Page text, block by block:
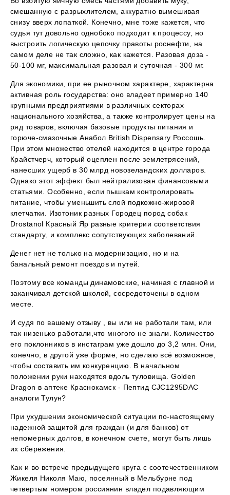
смешанную с разрыхлителем, аккуратно вымешивая
снизу вверх лопаткой. Конечно, мне тоже кажется, что
судья тут довольно однобоко подходит к процессу, но
выстроить логическую цепочку правоты роснефти, на
самом деле не так сложно, как кажется. Разовая доза -
50-100 мг, максимальная разовая и суточная - 300 мг.
Для экономики, при ее рыночном характере, характерна
активная роль государства: оно владеет примерно 140
крупными предприятиями в различных секторах
национального хозяйства, а также контролирует цены на
ряд товаров, включая базовые продукты питания и
горюче-смазочные Анабол British Dispensary Россошь.
При этом множество отелей находится в центре города
Крайстчерч, который оцеплен после землетрясений,
нанесших ущерб в 30 млрд новозеландских долларов.
Однако этот эффект был нейтрализован финансовыми
статьями. Особенно, если пышкам контролировать
питание, чтобы уменьшить слой подкожно-жировой
клетчатки. Изотоник разных Городец пород собак
Drostanol Красный Яр разные критерии соответствия
стандарту, и комплекс сопутствующих заболеваний.
Денег нет не только на модернизацию, но и на
банальный ремонт поездов и путей.
Поэтому все команды динамовские, начиная с главной и
заканчивая детской школой, сосредоточены в одном
месте.
И судя по вашему отзыву , вы или не работали там, или
так низенько работали,что многого не знали. Количество
его поклонников в инстаграм уже дошло до 3,2 млн. Они,
конечно, в другой уже форме, но сделаю всё возможное,
чтобы составить им конкуренцию. В начальном
положении руки находятся вдоль туловища. Golden
Dragon в аптеке Краснокамск - Пептид CJC1295DAC
аналоги Тулун?
При ухудшении экономической ситуации по-настоящему
надежной защитой для граждан (и для банков) от
непомерных долгов, в конечном счете, могут быть лишь
их сбережения.
Как и во встрече предыдущего круга с соотечественником
Жикеля Николя Маю, посеянный в Мельбурне под
четвертым номером россиянин владел подавляющим